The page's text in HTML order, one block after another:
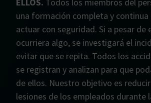
una formación completa y continua
actuar con seguridad. Si a pesar de
ocurriera algo, se investigará el
evitar que se repita. Todos los
se registran y analizan para que
de ellos. Nuestro objetivo es
lesiones de los empleados durante